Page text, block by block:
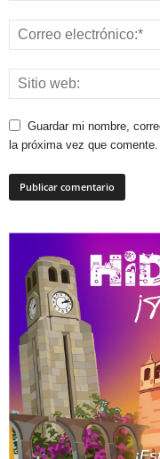
Guardar mi nombre,
la próxima vez que comente.